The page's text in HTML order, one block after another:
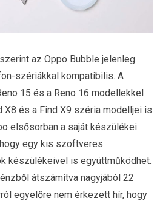
az Oppo Bubble jelenleg
szériákkal kompatibilis. A
15 és a Reno 16 modellekkel
X8 és a Find X9 széria modelljei is
elsősorban a saját készülékei
egy kis szoftveres
készülékeivel is együttműködhet.
átszámítva nagyjából 22
egyelőre nem érkezett hír, hogy